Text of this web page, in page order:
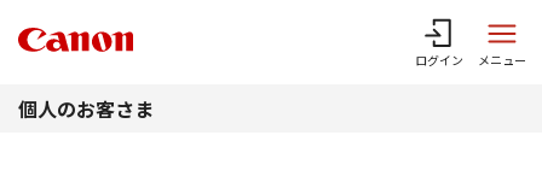
ログイン メニュー
個人のお客さま